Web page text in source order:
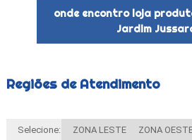
onde encontro loja
Jardim
Regiões de Atendimento
Selecione: ZONA LESTE ZONA